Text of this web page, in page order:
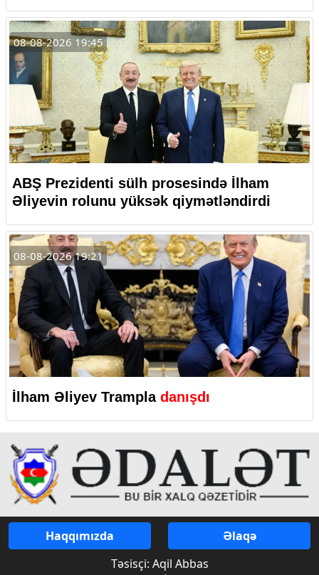
08-08-2026 19:45
ABŞ Prezidenti sülh prosesində İlham
Əliyevin rolunu yüksək qiymətləndirdi
08-08-2026 19:21
İlham Əliyev Trampla danışdı
Haqqımızda
Əlaqə
Təsisçi: Aqil Abbas